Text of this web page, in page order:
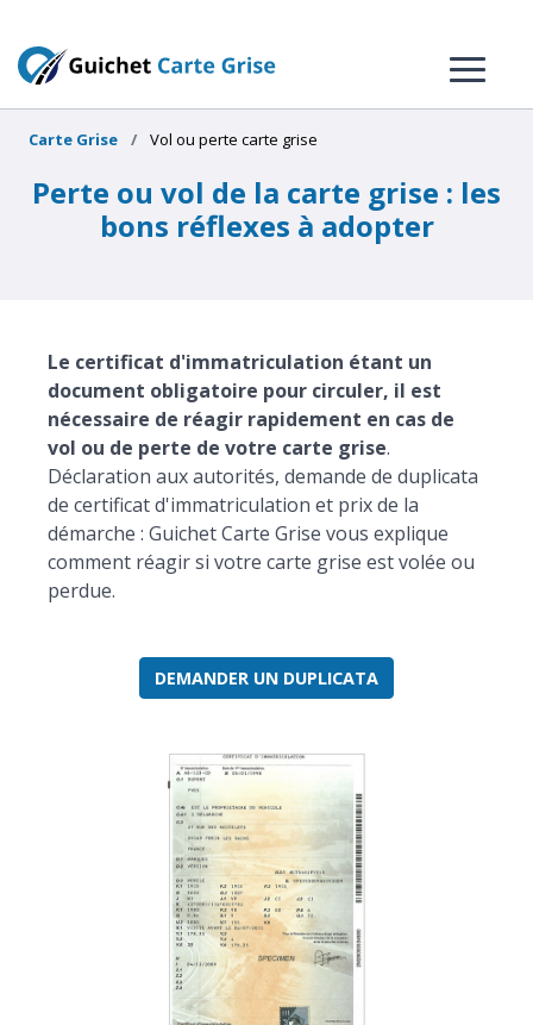
Carte Grise Vol ou perte carte grise
Perte ou vol de la carte grise : les
bons réflexes à adopter
Le certificat d'immatriculation étant un
document obligatoire pour circuler, il est
nécessaire de réagir rapidement en cas de
vol ou de perte de votre carte grise.
Déclaration aux autorités, demande de duplicata
de certificat d'immatriculation et prix de la
démarche : Guichet Carte Grise vous explique
comment réagir si votre carte grise est volée ou
perdue.
DEMANDER UN DUPLICATA